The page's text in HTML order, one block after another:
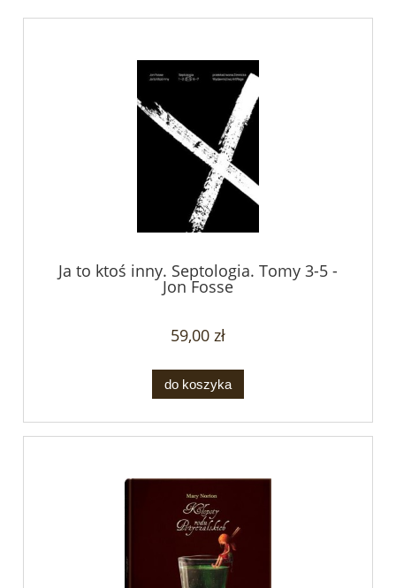
Ja to ktoś inny. Septologia. Tomy 3-5 -
Jon Fosse
59,00 zł
do koszyka